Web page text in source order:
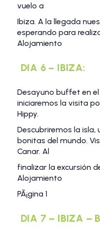
vuelo a
Ibiza. A la llegada
esperando para
Alojamiento
DIA 6 – IBIZA:
Desayuno buffet en
iniciaremos la visita
Hippy.
Descubriremos la
bonitas del mundo.
Canar. Al
finalizar la excursión
Alojamiento
PÃ¡gina 1
DIA 7 – IBIZA –